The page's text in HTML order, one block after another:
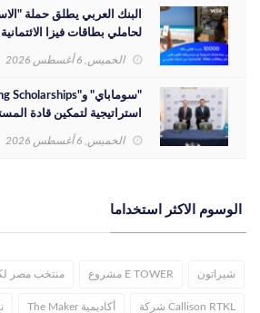
البنك العربي يطلق حملة
لحاملي بطاقات فيزا الائتمانية
الخميس, 6 أغسطس 2026
استراتيجية لتمكين قادة
الخميس, 6 أغسطس 2026
الوسوم الاكثر استخداما
شيراتون E TOWER مشروع منتخب مصر
Callison RTKL شركة أكاديمية The Maker